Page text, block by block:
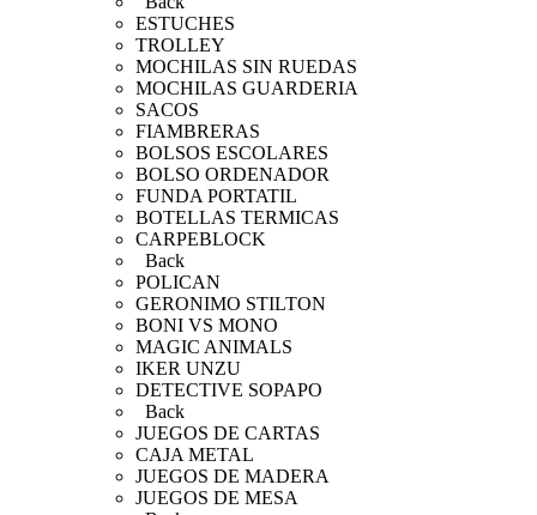
ESTUCHES
TROLLEY
MOCHILAS SIN RUEDAS
MOCHILAS GUARDERIA
SACOS
FIAMBRERAS
BOLSOS ESCOLARES
BOLSO ORDENADOR
FUNDA PORTATIL
BOTELLAS TERMICAS
CARPEBLOCK
Back
POLICAN
GERONIMO STILTON
BONI VS MONO
MAGIC ANIMALS
IKER UNZU
DETECTIVE SOPAPO
Back
JUEGOS DE CARTAS
CAJA METAL
JUEGOS DE MADERA
JUEGOS DE MESA